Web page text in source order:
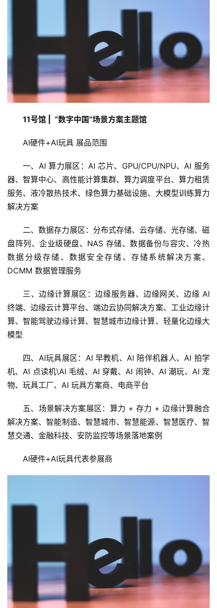
11号馆 |  “数字中国”场景方案主题馆
AI硬件+AI玩具 展品范围
一、AI 算力展区：AI 芯片、GPU/CPU/NPU、AI 服务
器、智算中心、高性能计算集群、算力调度平台、算力租赁
解决方案
二、数据存力展区：分布式存储、云存储、光存储、磁
盘阵列、企业级硬盘、NAS 存储、数据备份与容灾、冷热
DCMM 数据管理服务
三、边缘计算展区：边缘服务器、边缘网关、边缘 AI
算、智能驾驶边缘计算、智慧城市边缘计算、轻量化边缘大
模型
机、AI 点读机\AI 毛绒、AI 穿戴、AI 闹钟、AI 潮玩、AI 宠
物、玩具工厂、AI 玩具方案商、电商平台
AI硬件+AI玩具代表参展商